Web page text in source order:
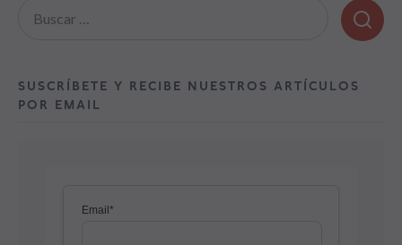
SUSCRÍBETE Y RECIBE NUESTROS ARTÍCULOS
POR EMAIL